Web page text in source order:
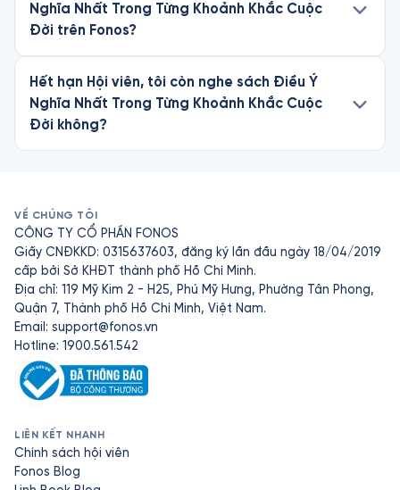
Nghĩa Nhất Trong Từng Khoảnh Khắc Cuộc
Đời trên Fonos?
Hết hạn Hội viên, tôi còn nghe sách Điều Ý
Nghĩa Nhất Trong Từng Khoảnh Khắc Cuộc
Đời không?
VỀ CHÚNG TÔI
CÔNG TY CỔ PHẦN FONOS
Giấy CNĐKKD: 0315637603, đăng ký lần đầu ngày 18/04/2019
cấp bởi Sở KHĐT thành phố Hồ Chí Minh.
Địa chỉ: 119 Mỹ Kim 2 - H25, Phú Mỹ Hưng, Phường Tân Phong,
Quận 7, Thành phố Hồ Chí Minh, Việt Nam.
Email: support@fonos.vn
Hotline: 1900.561.542
LIÊN KẾT NHANH
Chính sách hội viên
Fonos Blog